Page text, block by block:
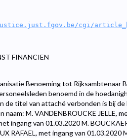
cgi/
FINANCIEN
Benoeming tot Rijksambtenaar
benoemd in de
de titel van attaché verbonden is bij de
M. VANDENBROUCKE JELLE,
ingang van 01.03.2020 M.
RAFAEL, met ingang van 01.03.2020